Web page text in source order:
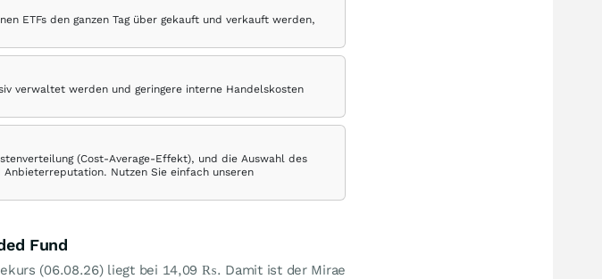
ETFs den ganzen Tag über gekauft und verkauft werden,
verwaltet werden und geringere interne Handelskosten
(Cost-Average-Effekt), und die Auswahl des
Nutzen Sie einfach unseren
Fund
(06.08.26) liegt bei 14,09 ₨. Damit ist der Mirae